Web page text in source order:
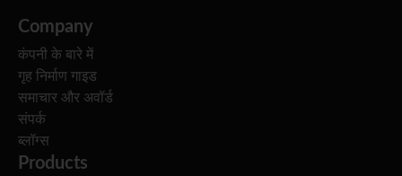
Company
कंपनी के बारे में
गृह निर्माण गाइड
समाचार और अवॉर्ड
संपर्क
ब्लॉग्स
Products